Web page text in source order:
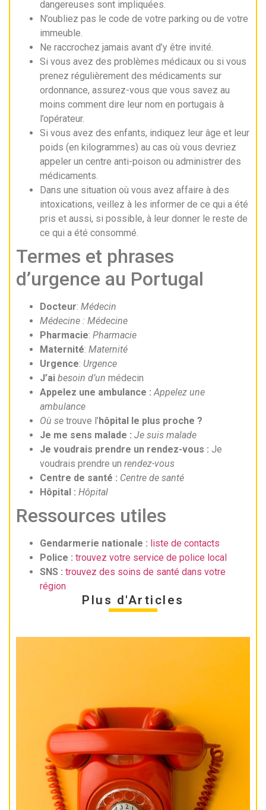
dangereuses sont impliquées.
N’oubliez pas le code de votre parking ou de votre
immeuble.
Ne raccrochez jamais avant d’y être invité.
Si vous avez des problèmes médicaux ou si vous
prenez régulièrement des médicaments sur
ordonnance, assurez-vous que vous savez au
moins comment dire leur nom en portugais à
l’opérateur.
Si vous avez des enfants, indiquez leur âge et leur
poids (en kilogrammes) au cas où vous devriez
appeler un centre anti-poison ou administrer des
médicaments.
Dans une situation où vous avez affaire à des
intoxications, veillez à les informer de ce qui a été
pris et aussi, si possible, à leur donner le reste de
ce qui a été consommé.
Termes et phrases
d’urgence au Portugal
Docteur: Médecin
Médecine : Médecine
Pharmacie: Pharmacie
Maternité: Maternité
Urgence: Urgence
J’ai besoin d’un médecin
Appelez une ambulance :Appelez une
ambulance
Où se trouve l’ hôpital le plus proche ?
Je me sens malade : Je suis malade
Je voudrais prendre un rendez-vous : Je
voudrais prendre un rendez-vous
Centre de santé : Centre de santé
Hôpital : Hôpital
Ressources utiles
Gendarmerie nationale : liste de contacts
Police : trouvez votre service de police local
SNS : trouvez des soins de santé dans votre
région
Plus d'Articles